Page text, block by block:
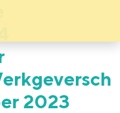
2023